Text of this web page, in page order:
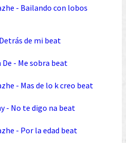
- Bailando con lobos
de mi beat
De - Me sobra beat
- Mas de lo k creo beat
- No te digo na beat
- Por la edad beat